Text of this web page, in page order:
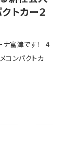
トカー２
ナ富津です！ 4
コンパクトカ